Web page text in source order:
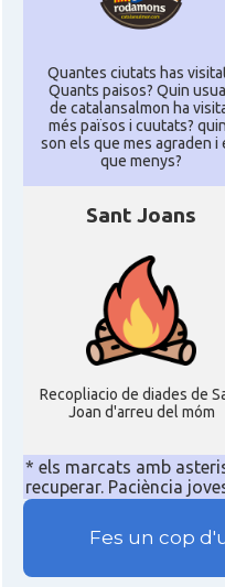
Quantes ciutats has
Quants paisos? Quin
de catalansalmon ha
més països i cuutats?
son els que mes agraden i
que menys?
Sant Joans
Recopliacio de diades de
Joan d'arreu del móm
* els marcats amb
recuperar. Paciència
Fes un cop